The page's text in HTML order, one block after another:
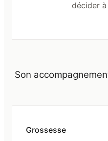
décider
Son
Grossesse